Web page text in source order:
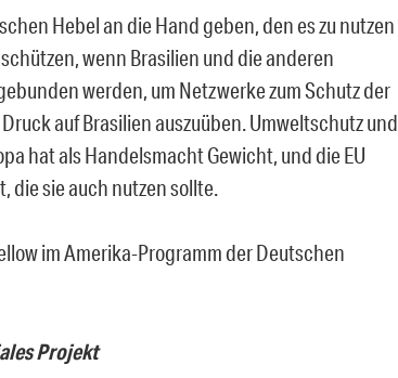
Hebel an die Hand geben, den es zu nutzen
wenn Brasilien und die anderen
werden, um Netzwerke zum Schutz der
auf Brasilien auszuüben. Umweltschutz und
hat als Handelsmacht Gewicht, und die EU
die sie auch nutzen sollte.
im Amerika-Programm der Deutschen
Projekt